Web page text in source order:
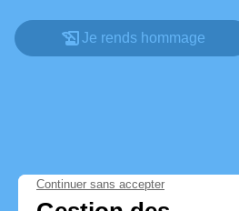
Je rends hommage